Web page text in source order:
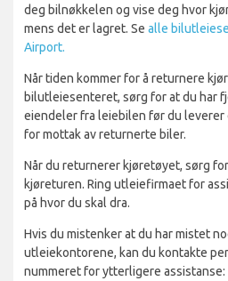
deg bilnøkkelen og vise deg hvor
mens det er lagret. Se alle
Airport.
Når tiden kommer for å returnere
bilutleiesenteret, sørg for at du har
eiendeler fra leiebilen før du
for mottak av returnerte biler.
Når du returnerer kjøretøyet, sørg
kjøreturen. Ring utleiefirmaet for
på hvor du skal dra.
Hvis du mistenker at du har mistet
utleiekontorene, kan du kontakte
nummeret for ytterligere assistanse: